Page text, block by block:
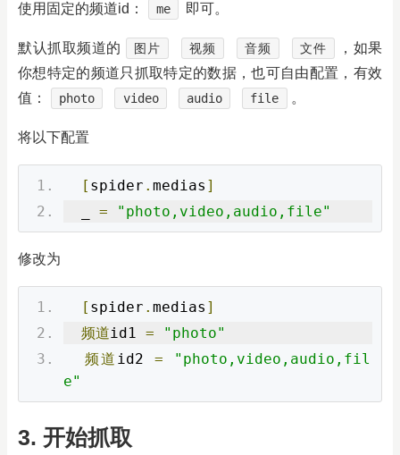
使用固定的频道id：
me 即可。
默认抓取频道的 图片 视频 音频 文件
，如果
你想特定的频道只抓取特定的数据，也可自由配置，有效
值：
photo video audio file 。
将以下配置
[ spider . medias ]
= "photo,video,audio,file"
修改为
[ spider . medias ]
频道id1 =
"photo"
频道 id2 =
"photo,video,audio,fil
e"
3. 开始抓取